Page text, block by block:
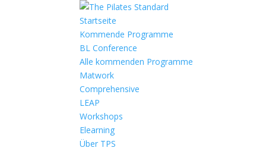
Startseite
Kommende Programme
BL Conference
Alle kommenden Programme
Matwork
Comprehensive
LEAP
Workshops
Elearning
Über TPS